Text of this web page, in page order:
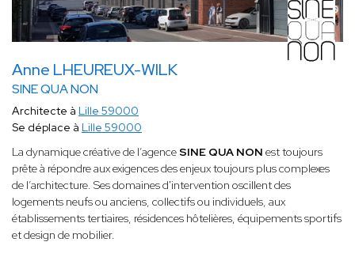
Anne LHEUREUX-WILK
SINE QUA NON
Architecte à Lille 59000
Se déplace à Lille 59000
La dynamique créative de l’agenceSINE QUA NON est toujours
prête à répondre aux exigences des enjeux toujours plus complexes
de l’architecture. Ses domaines d'intervention oscillent des
logements neufs ou anciens, collectifs ou individuels, aux
établissements tertiaires, résidences hôtelières, équipements sportifs
et design de mobilier.